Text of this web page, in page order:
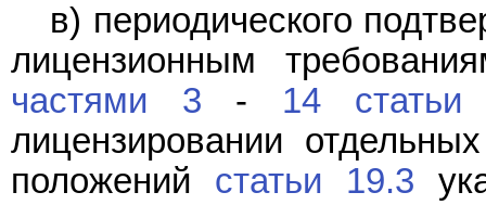
в) периодического
лицензионным
частями 3 - 14 статьи
лицензировании
положений статьи 19.3